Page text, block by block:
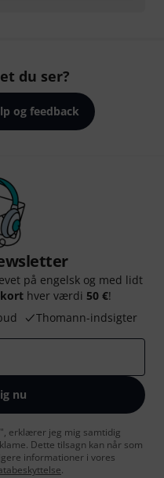
du ser?
og feedback
på engelsk og med lidt
hver værdi 50 €!
Thomann-indsigter
nu
erklærer jeg mig samtidig
Dette tilsagn kan når som
informationer i vores
.